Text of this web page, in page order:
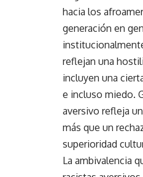
hacia los
generación en
reflejan una
incluyen una
e incluso miedo.
aversivo refleja
más que un
superioridad
La ambivalencia